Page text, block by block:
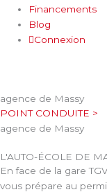
Financements
Blog
Connexion
agence de Massy
POINT CONDUITE >
agence de Massy
L'AUTO-ÉCOLE DE
En face de la gare
vous prépare au